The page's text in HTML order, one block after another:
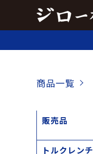
商品一覧
販売品
トルクレンチ